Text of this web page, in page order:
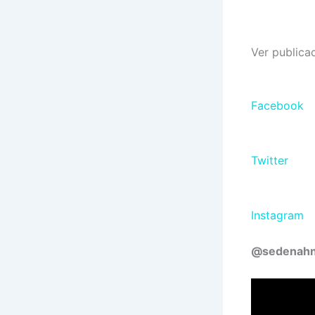
Ver
Facebook
Twitter
Instagram